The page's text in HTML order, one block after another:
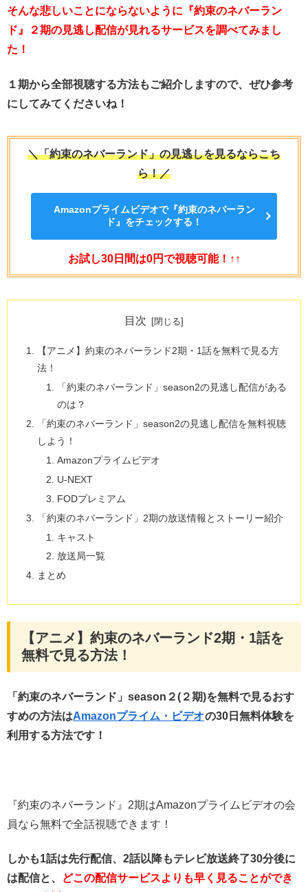
そんな悲しいことにならないように『約束のネバーラン
ド』２期の見逃し配信が見れるサービスを調べてみまし
た！
１期から全部視聴する方法もご紹介しますので、ぜひ参考
にしてみてくださいね！
＼「約束のネバーランド」の見逃しを見るならこち
ら！／
Amazonプライムビデオで『約束のネバーラン
ド』をチェックする！
お試し30日間は0円で視聴可能！↑↑
目次
【アニメ】約束のネバーランド2期・1話を無料で見る方
法！
「約束のネバーランド」season2の見逃し配信がある
のは？
「約束のネバーランド」season2の見逃し配信を無料視聴
しよう！
Amazonプライムビデオ
U-NEXT
FODプレミアム
「約束のネバーランド」2期の放送情報とストーリー紹介
キャスト
放送局一覧
まとめ
【アニメ】約束のネバーランド2期・1話を
無料で見る方法！
「約束のネバーランド」season２(２期)を無料で見るおす
すめの方法はAmazonプライム・ビデオの30日無料体験を
利用する方法です！
『約束のネバーランド』2期はAmazonプライムビデオの会
員なら無料で全話視聴できます！
しかも1話は先行配信、2話以降もテレビ放送終了30分後に
は配信と、
どこの配信サービスよりも早く見ることができ